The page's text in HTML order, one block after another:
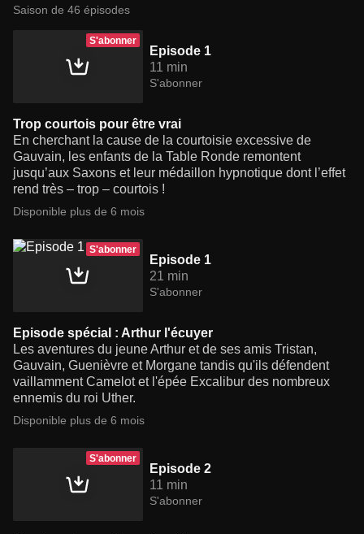
Saison de 46 épisodes
S'abonner
Episode 1
11 min
S'abonner
Trop courtois pour être vrai
En cherchant la cause de la courtoisie excessive de
Gauvain, les enfants de la Table Ronde remontent
jusqu’aux Saxons et leur médaillon hypnotique dont l’effet
rend très – trop – courtois !
Disponible plus de 6 mois
S'abonner
Episode 1
21 min
S'abonner
Episode spécial : Arthur l'écuyer
Les aventures du jeune Arthur et de ses amis Tristan,
Gauvain, Guenièvre et Morgane tandis qu'ils défendent
vaillamment Camelot et l'épée Excalibur des nombreux
ennemis du roi Uther.
Disponible plus de 6 mois
S'abonner
Episode 2
11 min
S'abonner